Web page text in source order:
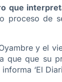
que
proceso de
y el
que que su
‘El